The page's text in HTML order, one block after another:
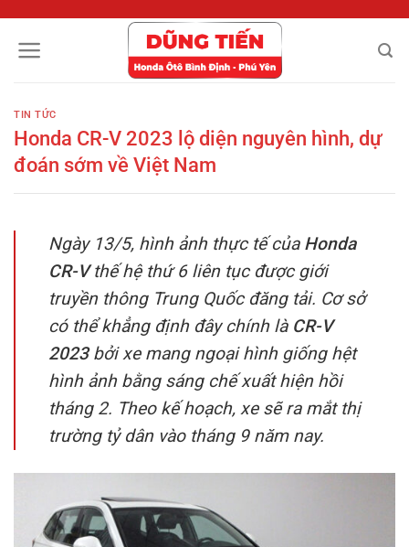
nội
TIN TỨC
Honda CR-V 2023 lộ diện nguyên hình, dự
đoán sớm về Việt Nam
Ngày 13/5, hình ảnh thực tế của Honda
CR-Vthế hệ thứ 6 liên tục được giới
truyền thông Trung Quốc đăng tải. Cơ sở
có thể khẳng định đây chính là CR-V
2023bởi xe mang ngoại hình giống hệt
hình ảnh bằng sáng chế xuất hiện hồi
tháng 2. Theo kế hoạch, xe sẽ ra mắt thị
trường tỷ dân vào tháng 9 năm nay.